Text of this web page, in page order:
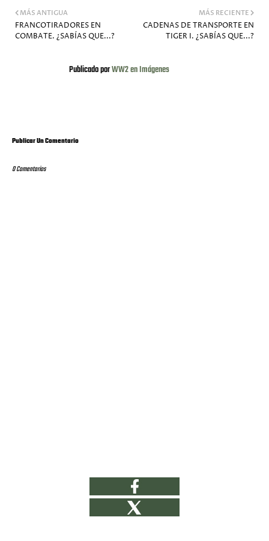
MÁS RECIENTE
CADENAS DE TRANSPORTE EN
TIGER I. ¿SABÍAS QUE...?
MÁS ANTIGUA
FRANCOTIRADORES EN
COMBATE. ¿SABÍAS QUE...?
Publicado porWW2 en Imágenes
Publicar Un Comentario
0 Comentarios